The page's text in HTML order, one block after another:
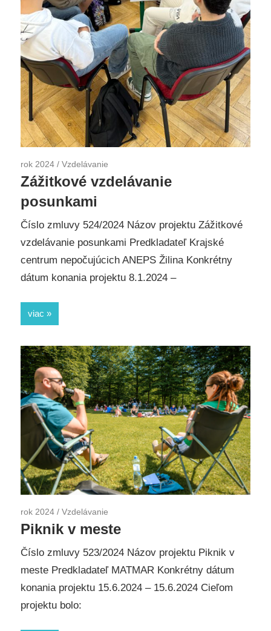
rok 2024 / Vzdelávanie
Zážitkové vzdelávanie
posunkami
Číslo zmluvy 524/2024 Názov projektu Zážitkové
vzdelávanie posunkami Predkladateľ Krajské
centrum nepočujúcich ANEPS Žilina Konkrétny
dátum konania projektu 8.1.2024 –
viac
rok 2024 / Vzdelávanie
Piknik v meste
Číslo zmluvy 523/2024 Názov projektu Piknik v
meste Predkladateľ MATMAR Konkrétny dátum
konania projektu 15.6.2024 – 15.6.2024 Cieľom
projektu bolo: